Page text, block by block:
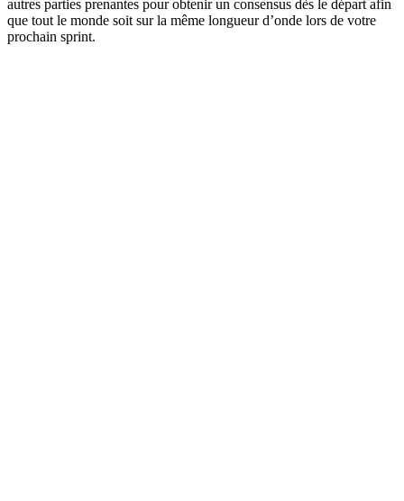
autres parties prenantes pour obtenir un consensus dès le départ afin
que tout le monde soit sur la même longueur d’onde lors de votre
prochain sprint.